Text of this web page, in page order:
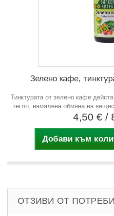
Зелено кафе,
Тинктурата от зелено кафе
тегло, намалена обмяна на
4,50 € /
Добави към
ОТЗИВИ ОТ